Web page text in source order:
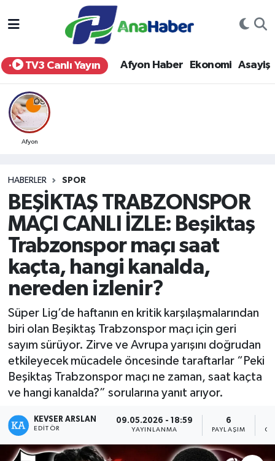
TV3 Canlı Yayın Afyon Haber Ekonomi Asayiş
Afyon
HABERLER SPOR
BEŞİKTAŞ TRABZONSPOR
MAÇI CANLI İZLE: Beşiktaş
Trabzonspor maçı saat
kaçta, hangi kanalda,
nereden izlenir?
Süper Lig’de haftanın en kritik karşılaşmalarından
biri olan Beşiktaş Trabzonspor maçı için geri
sayım sürüyor. Zirve ve Avrupa yarışını doğrudan
etkileyecek mücadele öncesinde taraftarlar “Peki
Beşiktaş Trabzonspor maçı ne zaman, saat kaçta
ve hangi kanalda?” sorularına yanıt arıyor.
KEVSER ARSLAN
EDITÖR
09.05.2026 - 18:59
YAYINLANMA
6
PAYLAŞIM
Yurt Haber
Afyon Haber
Ekonomi
Siyaset
Eğitim
Sağlık
Teknoloji
Kültür - Sanat
Yaşam
Afyonkarahisar Nöbetçi Eczaneler
Afyonkarahisar Hava Durumu
Afyonkarahisar Namaz Vakitleri
Afyonkarahisar Trafik Yoğunluk Haritası
Tüm Manşetler
Son Dakika Haberleri
Haber Arşivi